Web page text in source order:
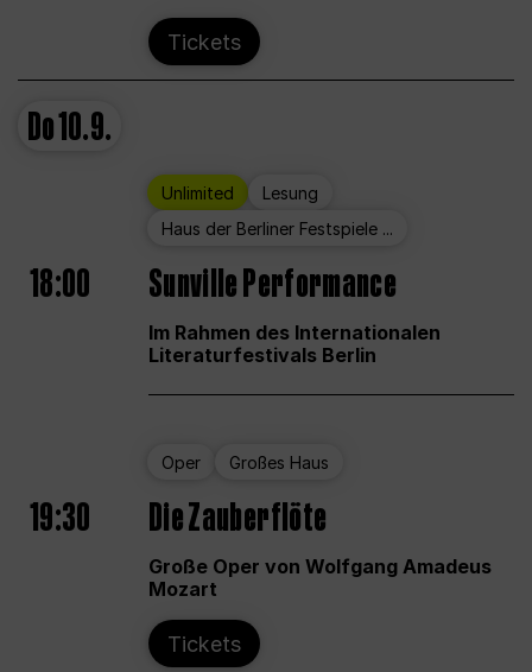
Tickets
Do10.9.
Unlimited
Lesung
Haus der Berliner Festspiele ...
18:00 Sunville Performance
Im Rahmen des Internationalen
Literaturfestivals Berlin
Oper Großes Haus
19:30 Die Zauberflöte
Große Oper von Wolfgang Amadeus
Mozart
Tickets